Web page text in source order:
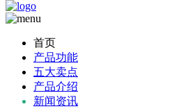
首页
产品功能
五大卖点
产品介绍
新闻资讯